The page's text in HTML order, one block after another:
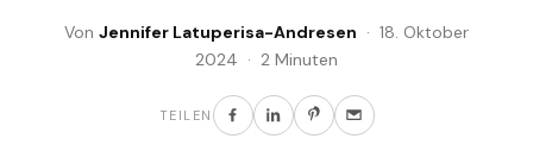
Von Jennifer Latuperisa-Andresen · 18. Oktober
2024 · 2 Minuten
TEILEN